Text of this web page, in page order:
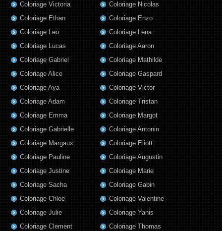
Coloriage Victoria
Coloriage Ethan
Coloriage Leo
Coloriage Lucas
Coloriage Gabriel
Coloriage Alice
Coloriage Aya
Coloriage Adam
Coloriage Emma
Coloriage Gabrielle
Coloriage Nicolas
Coloriage Enzo
Coloriage Lena
Coloriage Aaron
Coloriage Mathilde
Coloriage Gaspard
Coloriage Victor
Coloriage Tristan
Coloriage Margot
Coloriage Antonin
Coloriage Margaux
Coloriage Pauline
Coloriage Justine
Coloriage Sacha
Coloriage Chloe
Coloriage Julie
Coloriage Clement
Coloriage Eliott
Coloriage Augustin
Coloriage Marie
Coloriage Gabin
Coloriage Valentine
Coloriage Yanis
Coloriage Thomas